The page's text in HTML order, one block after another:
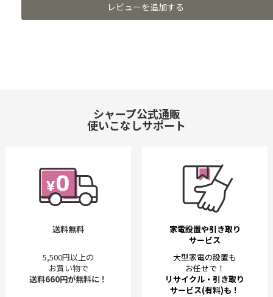
レビューを追加する
シャープ公式通販
使いこなしサポート
送料無料
5,500円以上の
お買い物で
送料660円が無料に！
家電設置や引き取り
サービス
大型家電の設置も
お任せで！
リサイクル・引き取り
サービス(有料)も！